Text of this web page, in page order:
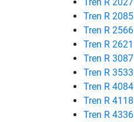
Tren R 2085
Tren R 2566
Tren R 2621
Tren R 3087
Tren R 3533
Tren R 4084
Tren R 4118
Tren R 4336